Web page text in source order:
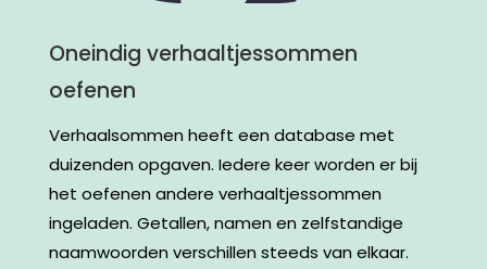
Oneindig verhaaltjessommen
oefenen
Verhaalsommen heeft een database met
duizenden opgaven. Iedere keer worden er bij
het oefenen andere verhaaltjessommen
ingeladen. Getallen, namen en zelfstandige
naamwoorden verschillen steeds van elkaar.